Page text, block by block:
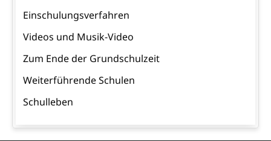
Einschulungsverfahren
Videos und Musik-Video
Zum Ende der Grundschulzeit
Weiterführende Schulen
Schulleben